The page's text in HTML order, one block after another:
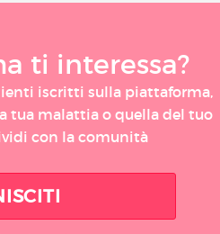
ti interessa?
iscritti sulla piattaforma,
tua malattia o quella del tuo
con la comunità